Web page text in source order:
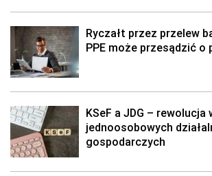
Ryczałt przez przelew
PPE może przesądzić o
KSeF a JDG –
jednoosobowych
gospodarczych